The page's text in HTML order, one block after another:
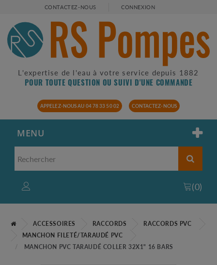
CONTACTEZ-NOUS CONNEXION
L'expertise de l'eau à votre service depuis 1882
POUR TOUTE QUESTION OU SUIVI D'UNE COMMANDE
APPELEZ-NOUS AU 04 78 33 50 02 CONTACTEZ-NOUS
MENU
(0)
ACCESSOIRES RACCORDS
RACCORDS PVC
MANCHON FILETÉ/TARAUDÉ PVC
MANCHON PVC TARAUDÉ COLLER 32X1" 16 BARS